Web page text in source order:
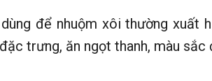
để nhuộm xôi thường xuất
trưng, ăn ngọt thanh, màu sắc